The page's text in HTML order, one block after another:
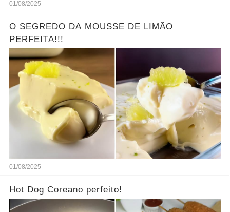
01/08/2025
O SEGREDO DA MOUSSE DE LIMÃO
PERFEITA!!!
01/08/2025
Hot Dog Coreano perfeito!